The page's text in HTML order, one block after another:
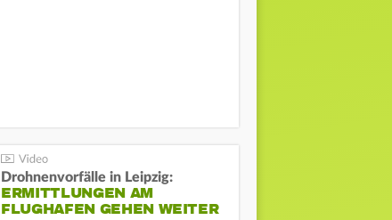
Drohnenvorfälle in Leipzig:
ERMITTLUNGEN AM
FLUGHAFEN GEHEN WEITER